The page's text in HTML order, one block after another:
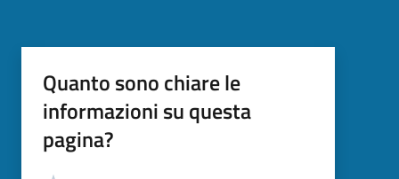
Quanto sono chiare le
informazioni su questa
pagina?